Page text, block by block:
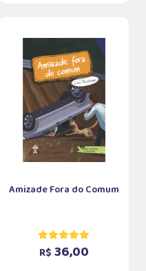
Amizade Fora do Comum
R$ 36,00